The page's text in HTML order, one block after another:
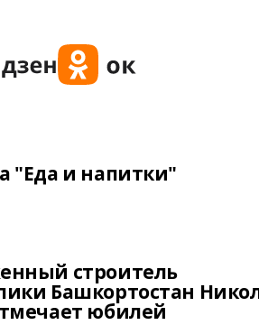
"Еда и напитки"
строитель
Башкортостан
юбилей